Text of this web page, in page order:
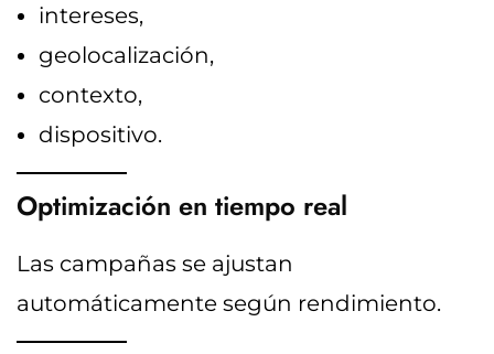
intereses,
geolocalización,
contexto,
dispositivo.
Optimización en tiempo real
Las campañas se ajustan
automáticamente según rendimiento.